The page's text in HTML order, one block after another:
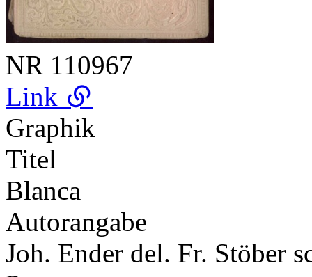
NR 110967
Link
Graphik
Titel
Blanca
Autorangabe
Joh. Ender del. Fr. Stöber